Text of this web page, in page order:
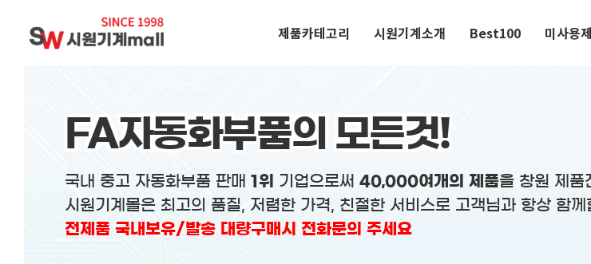
제품카테고리 시원기계소개 Best100 미사용
FA자동화부품의 모든것!
국내 중고 자동화부품 판매1위 기업으로써40,000여개의 제품을 창원 제품
시원기계몰은 최고의 품질, 저렴한 가격, 친절한 서비스로 고객님과 항상 함께
전제품 국내보유/발송 대량구매시 전화문의 주세요